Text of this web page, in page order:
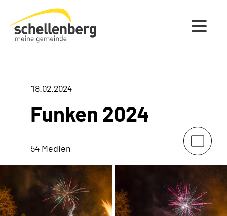
Gemeinde Schellenberg Startseite
18.02.2024
Funken 2024
54 Medien